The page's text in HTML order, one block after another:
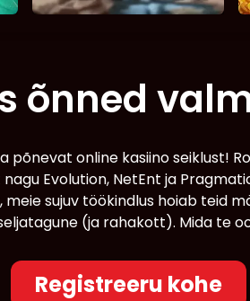
õnned
online kasiino seiklust!
Evolution, NetEnt ja
sujuv töökindlus hoiab teid
(ja rahakott). Mida te
Registreeru kohe